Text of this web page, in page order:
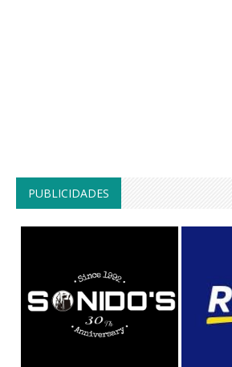
PUBLICIDADES